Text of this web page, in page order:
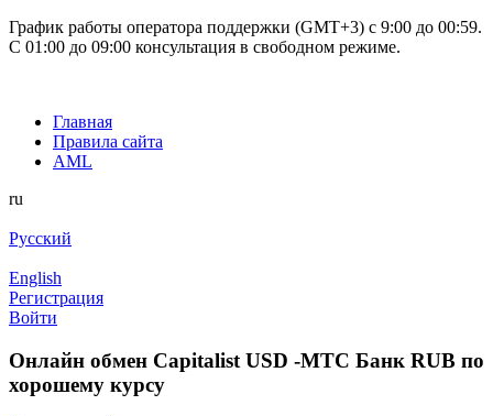
График работы оператора поддержки (GMT+3) c 9:00 до 00:59.
С 01:00 до 09:00 консультация в свободном режиме.
Главная
Правила сайта
AML
ru
Русский
English
Регистрация
Войти
Онлайн обмен Capitalist USD -МТС Банк RUB по
хорошему курсу